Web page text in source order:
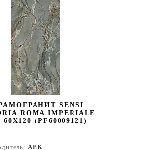
SENSI
ROMA IMPERIALE
60X120 (PF60009121)
ABK